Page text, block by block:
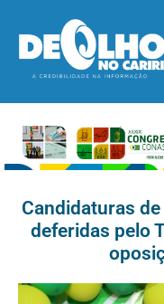
Candidaturas
deferidas pelo